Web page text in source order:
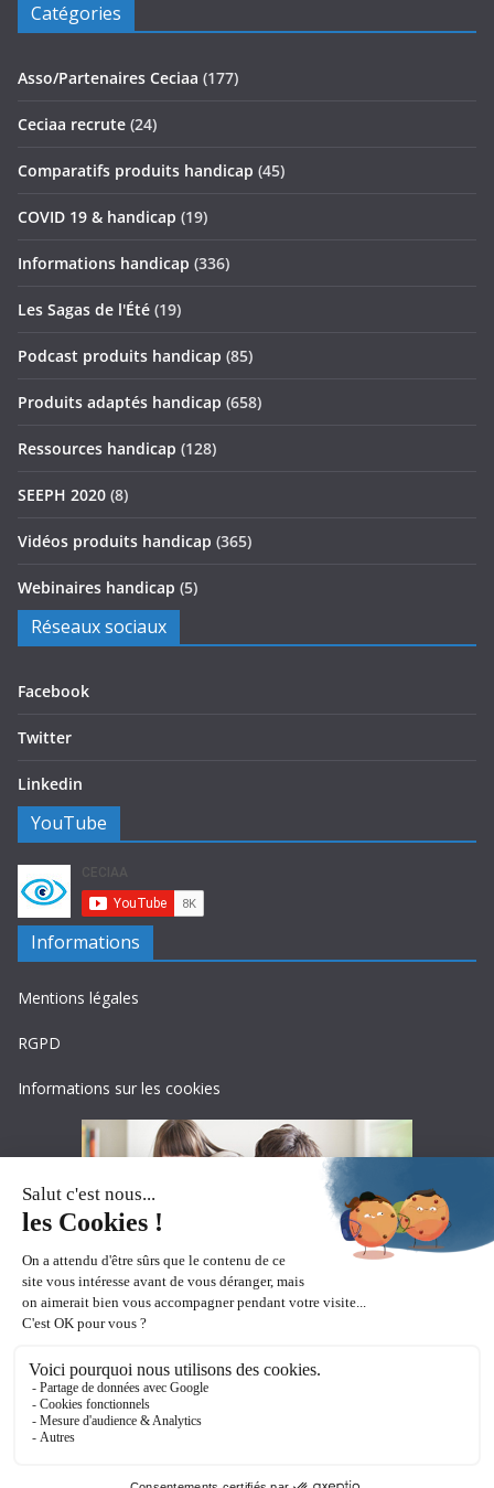
Catégories
Asso/Partenaires Ceciaa (177)
Ceciaa recrute (24)
Comparatifs produits handicap (45)
COVID 19 & handicap (19)
Informations handicap (336)
Les Sagas de l'Été (19)
Podcast produits handicap (85)
Produits adaptés handicap (658)
Ressources handicap (128)
SEEPH 2020 (8)
Vidéos produits handicap (365)
Webinaires handicap (5)
Réseaux sociaux
Facebook
Twitter
Linkedin
YouTube
Informations
Mentions légales
RGPD
Informations sur les cookies
Copyright © 2026 Ceciaa . All rights reserved.